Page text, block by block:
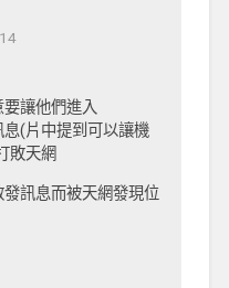
讓他們進入
(片中提到可以讓機
敗天網
訊息而被天網發現位